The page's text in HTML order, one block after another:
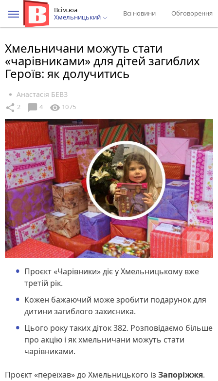
Всім.юа
Хмельницький
Всі новини Обговорення
Хмельничани можуть стати
«чарівниками» для дітей загиблих
Героїв: як долучитись
Анастасія БЕВЗ
share 2 chat_bubble 4 visibility 1075
Проєкт «Чарівники» діє у Хмельницькому вже
третій рік.
Кожен бажаючий може зробити подарунок для
дитини загиблого захисника.
Цього року таких діток 382. Розповідаємо більше
про акцію і як хмельничани можуть стати
чарівниками.
Проєкт «переїхав» до Хмельницького із Запоріжжя.